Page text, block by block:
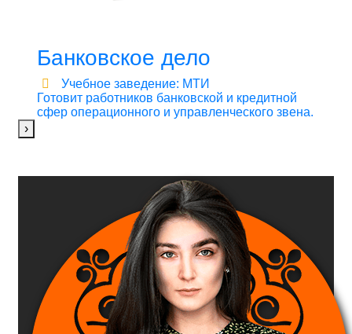
Банковское дело
Учебное заведение: МТИ
Готовит работников банковской и кредитной
сфер операционного и управленческого звена.
›